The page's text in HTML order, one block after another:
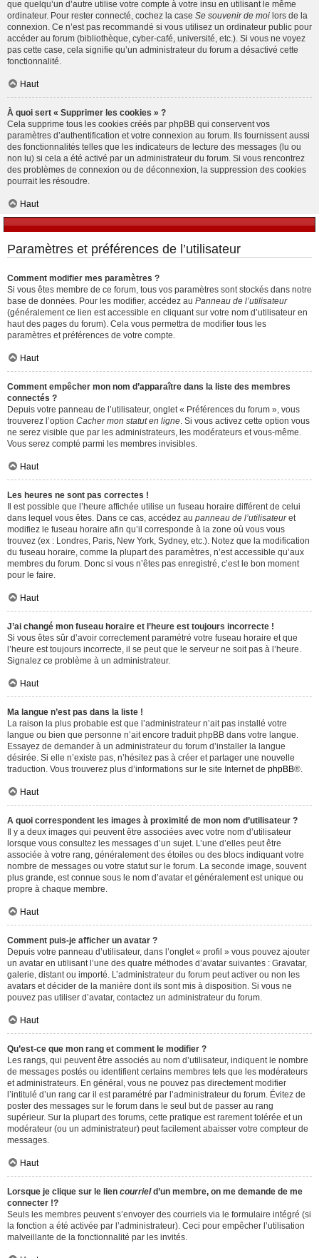
que quelqu’un d’autre utilise votre compte à votre insu en utilisant le même
ordinateur. Pour rester connecté, cochez la case Se souvenir de moi lors de la
connexion. Ce n’est pas recommandé si vous utilisez un ordinateur public pour
accéder au forum (bibliothèque, cyber-café, université, etc.). Si vous ne voyez
pas cette case, cela signifie qu’un administrateur du forum a désactivé cette
fonctionnalité.
Haut
À quoi sert « Supprimer les cookies » ?
Cela supprime tous les cookies créés par phpBB qui conservent vos
paramètres d’authentification et votre connexion au forum. Ils fournissent aussi
des fonctionnalités telles que les indicateurs de lecture des messages (lu ou
non lu) si cela a été activé par un administrateur du forum. Si vous rencontrez
des problèmes de connexion ou de déconnexion, la suppression des cookies
pourrait les résoudre.
Haut
Paramètres et préférences de l’utilisateur
Comment modifier mes paramètres ?
Si vous êtes membre de ce forum, tous vos paramètres sont stockés dans notre
base de données. Pour les modifier, accédez au Panneau de l’utilisateur
(généralement ce lien est accessible en cliquant sur votre nom d’utilisateur en
haut des pages du forum). Cela vous permettra de modifier tous les
paramètres et préférences de votre compte.
Haut
Comment empêcher mon nom d’apparaître dans la liste des membres
connectés ?
Depuis votre panneau de l’utilisateur, onglet « Préférences du forum », vous
trouverez l’option Cacher mon statut en ligne . Si vous activez cette option vous
ne serez visible que par les administrateurs, les modérateurs et vous-même.
Vous serez compté parmi les membres invisibles.
Haut
Les heures ne sont pas correctes !
Il est possible que l’heure affichée utilise un fuseau horaire différent de celui
dans lequel vous êtes. Dans ce cas, accédez au panneau de l’utilisateuret
modifiez le fuseau horaire afin qu’il corresponde à la zone où vous vous
trouvez (ex : Londres, Paris, New York, Sydney, etc.). Notez que la modification
du fuseau horaire, comme la plupart des paramètres, n’est accessible qu’aux
membres du forum. Donc si vous n’êtes pas enregistré, c’est le bon moment
pour le faire.
Haut
J’ai changé mon fuseau horaire et l’heure est toujours incorrecte !
Si vous êtes sûr d’avoir correctement paramétré votre fuseau horaire et que
l’heure est toujours incorrecte, il se peut que le serveur ne soit pas à l’heure.
Signalez ce problème à un administrateur.
Haut
Ma langue n’est pas dans la liste !
La raison la plus probable est que l’administrateur n’ait pas installé votre
langue ou bien que personne n’ait encore traduit phpBB dans votre langue.
Essayez de demander à un administrateur du forum d’installer la langue
désirée. Si elle n’existe pas, n’hésitez pas à créer et partager une nouvelle
traduction. Vous trouverez plus d’informations sur le site Internet de phpBB®.
Haut
A quoi correspondent les images à proximité de mon nom d’utilisateur ?
Il y a deux images qui peuvent être associées avec votre nom d’utilisateur
lorsque vous consultez les messages d’un sujet. L’une d’elles peut être
associée à votre rang, généralement des étoiles ou des blocs indiquant votre
nombre de messages ou votre statut sur le forum. La seconde image, souvent
plus grande, est connue sous le nom d’avatar et généralement est unique ou
propre à chaque membre.
Haut
Comment puis-je afficher un avatar ?
Depuis votre panneau d’utilisateur, dans l’onglet « profil » vous pouvez ajouter
un avatar en utilisant l’une des quatre méthodes d’avatar suivantes : Gravatar,
galerie, distant ou importé. L’administrateur du forum peut activer ou non les
avatars et décider de la manière dont ils sont mis à disposition. Si vous ne
pouvez pas utiliser d’avatar, contactez un administrateur du forum.
Haut
Qu’est-ce que mon rang et comment le modifier ?
Les rangs, qui peuvent être associés au nom d’utilisateur, indiquent le nombre
de messages postés ou identifient certains membres tels que les modérateurs
et administrateurs. En général, vous ne pouvez pas directement modifier
l’intitulé d’un rang car il est paramétré par l’administrateur du forum. Évitez de
poster des messages sur le forum dans le seul but de passer au rang
supérieur. Sur la plupart des forums, cette pratique est rarement tolérée et un
modérateur (ou un administrateur) peut facilement abaisser votre compteur de
messages.
Haut
Lorsque je clique sur le lien courrield’un membre, on me demande de me
connecter !?
Seuls les membres peuvent s’envoyer des courriels via le formulaire intégré (si
la fonction a été activée par l’administrateur). Ceci pour empêcher l’utilisation
malveillante de la fonctionnalité par les invités.